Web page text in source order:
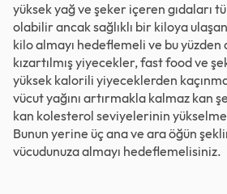
yüksek yağ ve şeker içeren gıdaları
olabilir ancak sağlıklı bir kiloya
kilo almayı hedeflemeli ve bu
kızartılmış yiyecekler, fast food ve
yüksek kalorili yiyeceklerden
vücut yağını artırmakla kalmaz kan
kan kolesterol seviyelerinin
Bunun yerine üç ana ve ara öğün
vücudunuza almayı hedeflemelisiniz.